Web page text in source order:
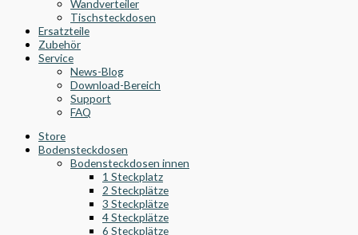
Wandverteiler
Tischsteckdosen
Ersatzteile
Zubehör
Service
News-Blog
Download-Bereich
Support
FAQ
Store
Bodensteckdosen
Bodensteckdosen innen
1 Steckplatz
2 Steckplätze
3 Steckplätze
4 Steckplätze
6 Steckplätze